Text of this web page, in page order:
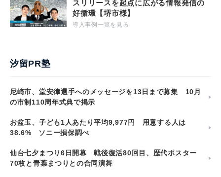
スリリースを起点に広がる情報発信の
好循環【堺市様】
導入事例一覧を見る
汐留PR塾
尼崎市、堂安律選手へのメッセージを13日まで募集 10月
の市制110周年式典で掲示
お盆玉、子ども1人あたり平均9,977円 用意する人は
38.6% ソニー損保調べ
仙台七夕まつり6日開幕 戦後復活80回目、歴代ポスター
70枚と青葉まつりとの合同演舞